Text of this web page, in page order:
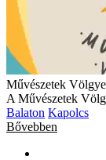
Művészetek Völgye
A Művészetek
Balaton Kapolcs
Bővebben